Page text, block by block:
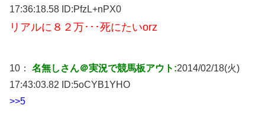
17:36:18.58 ID:PfzL+nPX0
リアルに８２万･･･死にたいorz
10： 名無しさん＠実況で競馬板アウト:2014/02/18(火)
17:43:03.82 ID:5oCYB1YHO
>>5